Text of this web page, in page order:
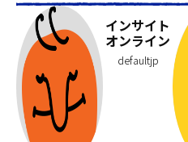
インサイト
オンライン
defaultjp